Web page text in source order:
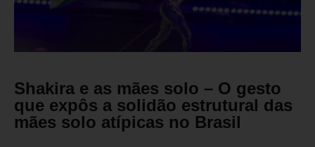
Shakira e as mães solo – O gesto
que expôs a solidão estrutural das
mães solo atípicas no Brasil